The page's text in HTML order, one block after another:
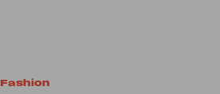
Fashion